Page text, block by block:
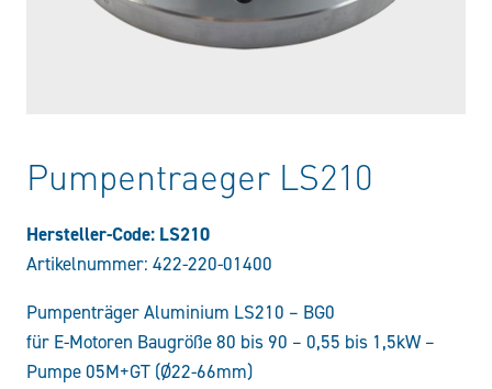
Pumpentraeger LS210
Hersteller-Code: LS210
Artikelnummer: 422-220-01400
Pumpenträger Aluminium LS210 – BG0
für E-Motoren Baugröße 80 bis 90 – 0,55 bis 1,5kW –
Pumpe 05M+GT (Ø22-66mm)